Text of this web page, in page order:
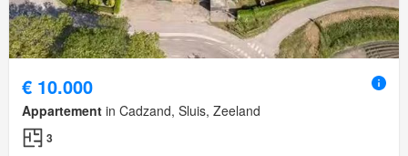
€ 10.000
Appartement in Cadzand, Sluis, Zeeland
3